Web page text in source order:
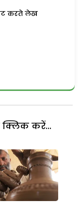
करते लेख
करें...